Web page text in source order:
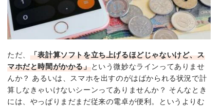
ただ、 「表計算ソフトを立ち上げるほどじゃないけど、ス
マホだと時間がかかる」という微妙なラインってありませ
んか？ あるいは、スマホを出すのがはばかられる状況で計
算しなきゃいけないシーンってありませんか？ そんなとき
には、やっぱりまだまだ従来の電卓が便利。というよりむ